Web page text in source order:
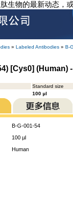
生物的最新动态，
» Labeled Antibodies » B-
[Cys0]
Standard size
100 µl
B-G-001-54
100 µl
Human